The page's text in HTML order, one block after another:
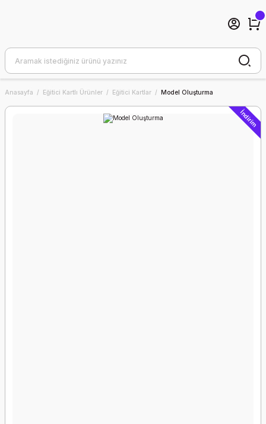
Anasayfa Eğitici Kartlı Ürünler Eğitici Kartlar Model Oluşturma
İndirim